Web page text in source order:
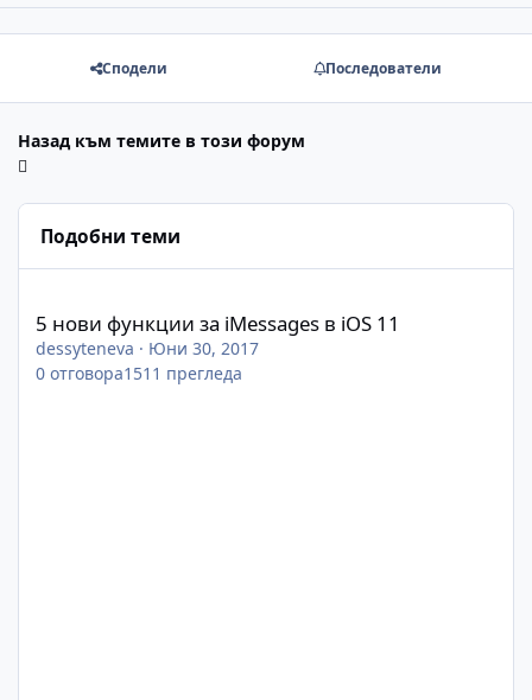
Сподели Последователи
Назад към темите в този форум
Подобни теми
5 нови функции за iMessages в iOS 11
dessyteneva · Юни 30, 2017
0 отговора1511 прегледа